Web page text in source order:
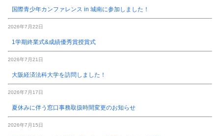
国際青少年カンファレンス in 城南に参加しました！
2026年7月22日
1学期終業式&成績優秀賞授賞式
2026年7月21日
大阪経済法科大学を訪問しました！
2026年7月17日
夏休みに伴う窓口事務取扱時間変更のお知らせ
2026年7月15日